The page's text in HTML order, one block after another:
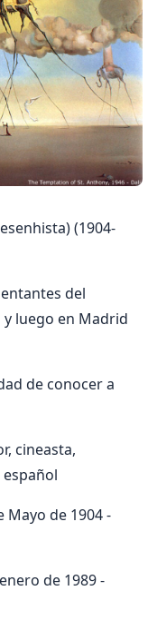
(1904-
del
luego en Madrid
de conocer a
cineasta,
Mayo de 1904 -
de 1989 -